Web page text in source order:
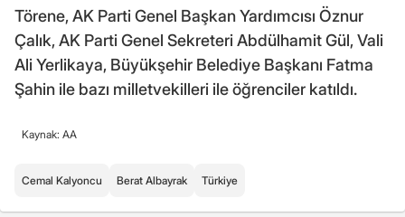
Törene, AK Parti Genel Başkan Yardımcısı Öznur
Çalık, AK Parti Genel Sekreteri Abdülhamit Gül, Vali
Ali Yerlikaya, Büyükşehir Belediye Başkanı Fatma
Şahin ile bazı milletvekilleri ile öğrenciler katıldı.
Kaynak: AA
Cemal Kalyoncu Berat Albayrak Türkiye